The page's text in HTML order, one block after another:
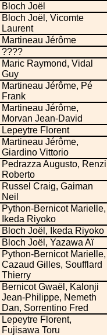
Bloch Joël
Bloch Joël, Vicomte
Laurent
Martineau Jérôme
????
Maric Raymond, Vidal
Guy
Martineau Jérôme, Pé
Frank
Martineau Jérôme,
Morvan Jean-David
Lepeytre Florent
Martineau Jérôme,
Giardino Vittorio
Pedrazza Augusto, Renzi
Roberto
Russel Craig, Gaiman
Neil
Python-Bernicot Marielle,
Ikeda Riyoko
Bloch Joël, Ikeda Riyoko
Bloch Joël, Yazawa Aï
Python-Bernicot Marielle,
Cazaud Gilles, Soufflard
Thierry
Bernicot Gwaël, Kalonji
Jean-Philippe, Nemeth
Dan, Sorrentino Fred
Lepeytre Florent,
Fujisawa Toru